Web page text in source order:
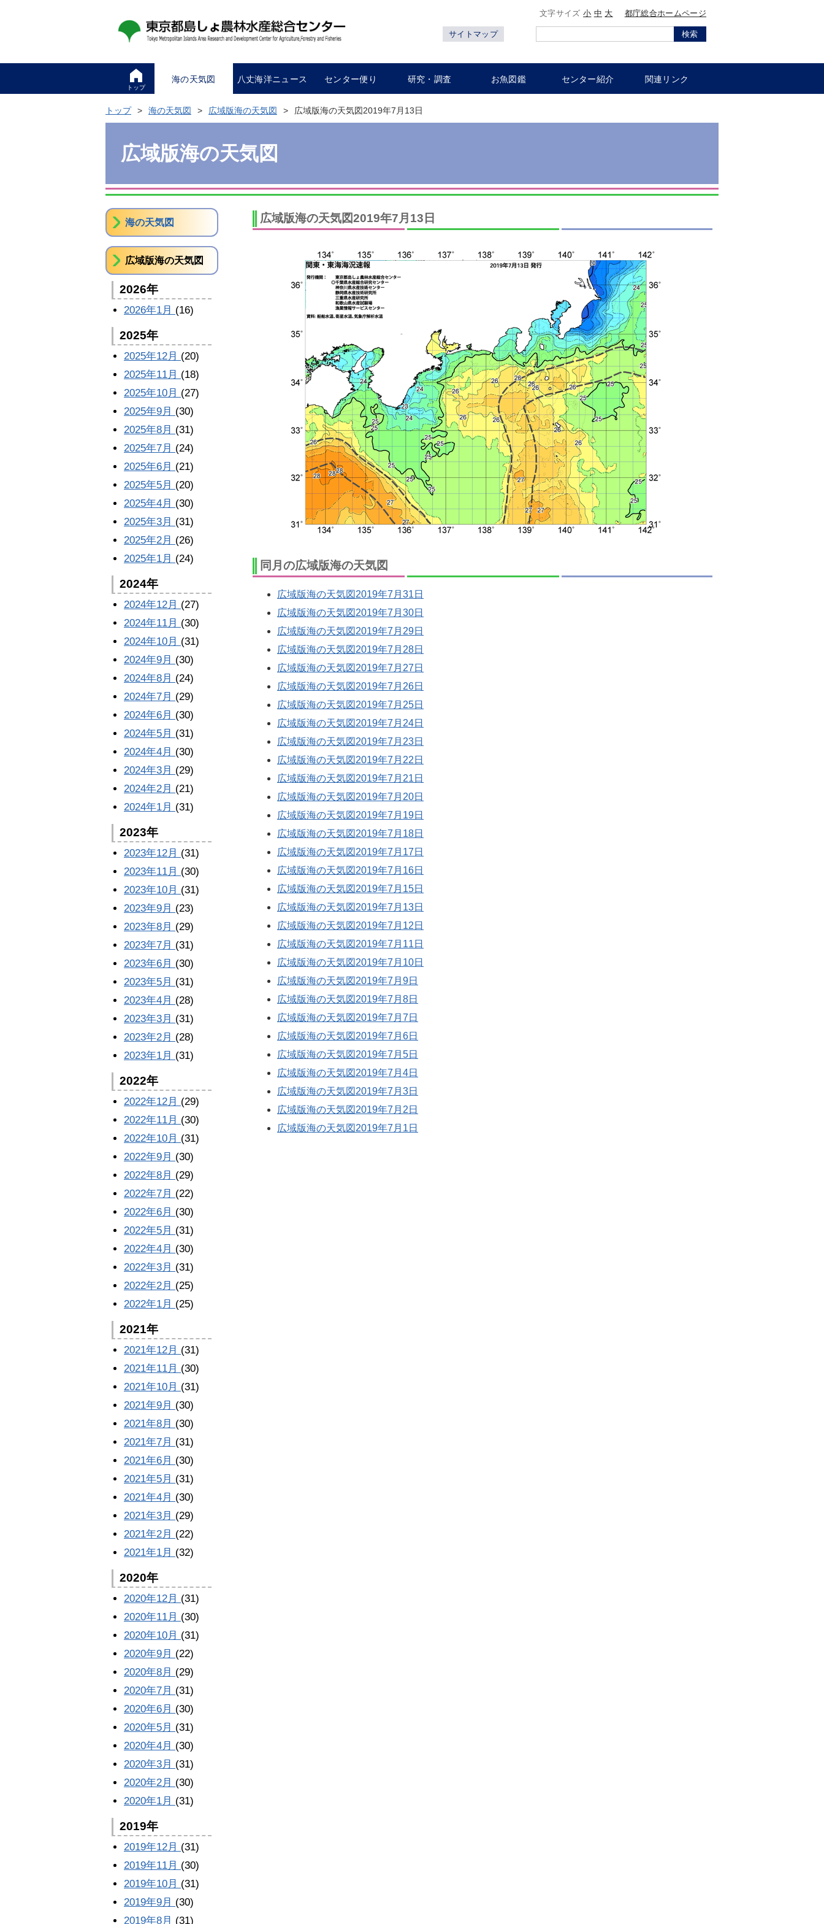
文字サイズ小 中 大 都庁総合ホームページ
サイトマップ 検索
トップ
海の天気図 八丈海洋ニュース センター便り 研究・調査 お魚図鑑 センター紹介 関連リンク
トップ 海の天気図 広域版海の天気図 広域版海の天気図2019年7月13日
広域版海の天気図
広域版海の天気図2019年7月13日
同月の広域版海の天気図
広域版海の天気図2019年7月31日
広域版海の天気図2019年7月30日
広域版海の天気図2019年7月29日
広域版海の天気図2019年7月28日
広域版海の天気図2019年7月27日
広域版海の天気図2019年7月26日
広域版海の天気図2019年7月25日
広域版海の天気図2019年7月24日
広域版海の天気図2019年7月23日
広域版海の天気図2019年7月22日
広域版海の天気図2019年7月21日
広域版海の天気図2019年7月20日
広域版海の天気図2019年7月19日
広域版海の天気図2019年7月18日
広域版海の天気図2019年7月17日
広域版海の天気図2019年7月16日
広域版海の天気図2019年7月15日
広域版海の天気図2019年7月13日
広域版海の天気図2019年7月12日
広域版海の天気図2019年7月11日
広域版海の天気図2019年7月10日
広域版海の天気図2019年7月9日
広域版海の天気図2019年7月8日
広域版海の天気図2019年7月7日
広域版海の天気図2019年7月6日
広域版海の天気図2019年7月5日
広域版海の天気図2019年7月4日
広域版海の天気図2019年7月3日
広域版海の天気図2019年7月2日
広域版海の天気図2019年7月1日
海の天気図
広域版海の天気図
2026年
2026年1月 (16)
2025年
2025年12月 (20)
2025年11月 (18)
2025年10月 (27)
2025年9月 (30)
2025年8月 (31)
2025年7月 (24)
2025年6月 (21)
2025年5月 (20)
2025年4月 (30)
2025年3月 (31)
2025年2月 (26)
2025年1月 (24)
2024年
2024年12月 (27)
2024年11月 (30)
2024年10月 (31)
2024年9月 (30)
2024年8月 (24)
2024年7月 (29)
2024年6月 (30)
2024年5月 (31)
2024年4月 (30)
2024年3月 (29)
2024年2月 (21)
2024年1月 (31)
2023年
2023年12月 (31)
2023年11月 (30)
2023年10月 (31)
2023年9月 (23)
2023年8月 (29)
2023年7月 (31)
2023年6月 (30)
2023年5月 (31)
2023年4月 (28)
2023年3月 (31)
2023年2月 (28)
2023年1月 (31)
2022年
2022年12月 (29)
2022年11月 (30)
2022年10月 (31)
2022年9月 (30)
2022年8月 (29)
2022年7月 (22)
2022年6月 (30)
2022年5月 (31)
2022年4月 (30)
2022年3月 (31)
2022年2月 (25)
2022年1月 (25)
2021年
2021年12月 (31)
2021年11月 (30)
2021年10月 (31)
2021年9月 (30)
2021年8月 (30)
2021年7月 (31)
2021年6月 (30)
2021年5月 (31)
2021年4月 (30)
2021年3月 (29)
2021年2月 (22)
2021年1月 (32)
2020年
2020年12月 (31)
2020年11月 (30)
2020年10月 (31)
2020年9月 (22)
2020年8月 (29)
2020年7月 (31)
2020年6月 (30)
2020年5月 (31)
2020年4月 (30)
2020年3月 (31)
2020年2月 (30)
2020年1月 (31)
2019年
2019年12月 (31)
2019年11月 (30)
2019年10月 (31)
2019年9月 (30)
2019年8月 (31)